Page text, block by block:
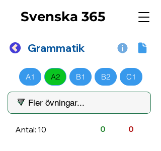
Svenska 365
Grammatik
A1 A2 B1 B2 C1
Antal: 10 0 0